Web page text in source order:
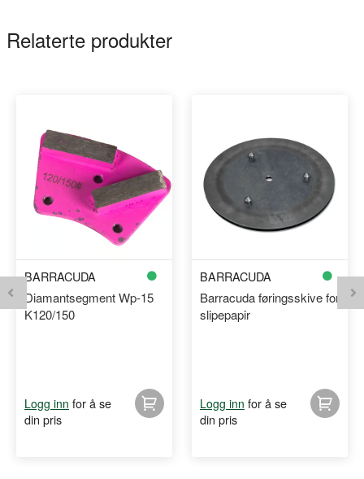
Relaterte produkter
BARRACUDA
Diamantsegment Wp-15
K120/150
Logg inn for å se
din pris
BARRACUDA
Barracuda føringsskive for
slipepapir
Logg inn for å se
din pris